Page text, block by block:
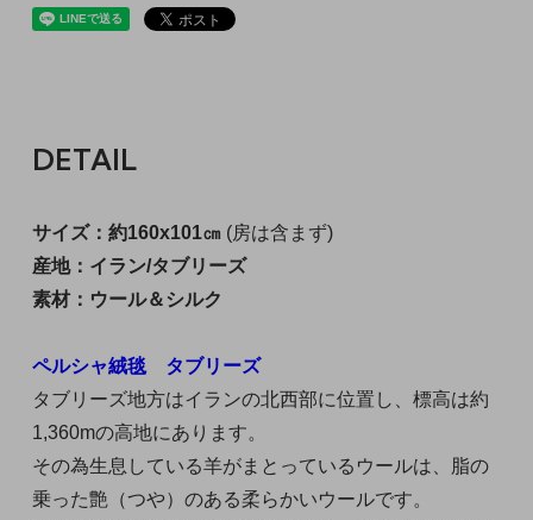
DETAIL
サイズ：約160x101㎝ (房は含まず)
産地：イラン/タブリーズ
素材：ウール＆シルク
ペルシャ絨毯 タブリーズ
タブリーズ地方はイランの北西部に位置し、標高は約
1,360mの高地にあります。
その為生息している羊がまとっているウールは、脂の
乗った艶（つや）のある柔らかいウールです。